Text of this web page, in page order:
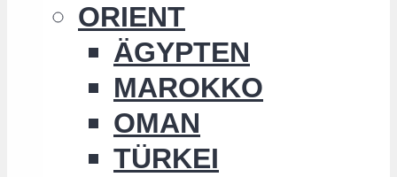
ORIENT
ÄGYPTEN
MAROKKO
OMAN
TÜRKEI